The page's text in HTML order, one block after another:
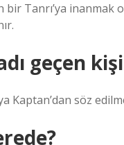
Tanrı’ya inanmak
geçen
Kaptan’dan söz